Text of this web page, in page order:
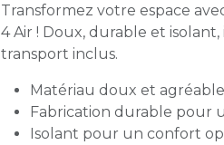
Transformez votre espace
4 Air ! Doux, durable et
transport inclus.
Matériau doux et
Fabrication durable pour
Isolant pour un confort